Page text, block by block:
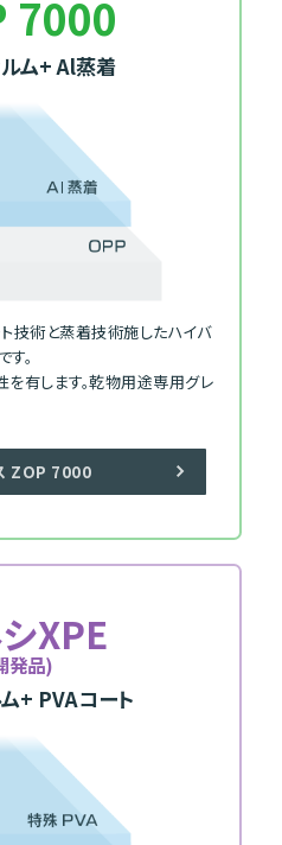
7000
ム+ Al蒸着
技術と蒸着技術施したハイバ
。
有します。乾物用途専用グレ
ZOP 7000
XPE
発品)
+ PVAコート